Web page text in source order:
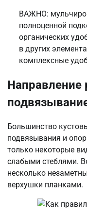
ВАЖНО:
полноценной
органических
в других
комплексные
Направление
Большинство
подвязывания и
только некоторые
слабыми стеблями.
несколько
верхушки планками.